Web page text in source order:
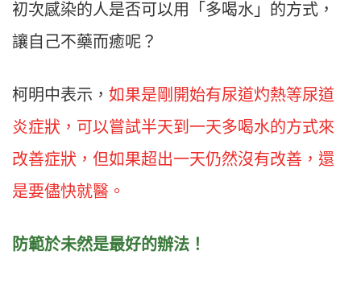
初次感染的人是否可以用「多喝水」的方式，
讓自己不藥而癒呢？
柯明中表示， 如果是剛開始有尿道灼熱等尿道
炎症狀，可以嘗試半天到一天多喝水的方式來
改善症狀，但如果超出一天仍然沒有改善，還
是要儘快就醫。
防範於未然是最好的辦法！